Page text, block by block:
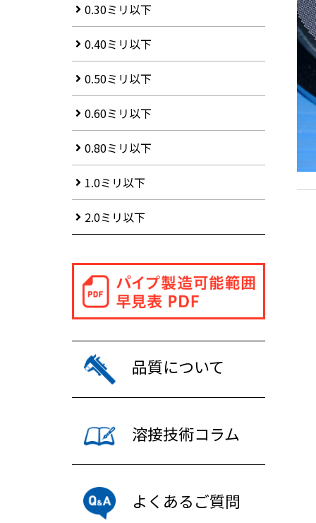
0.30ミリ以下
0.40ミリ以下
0.50ミリ以下
0.60ミリ以下
0.80ミリ以下
1.0ミリ以下
2.0ミリ以下
品質について
溶接技術コラム
よくあるご質問